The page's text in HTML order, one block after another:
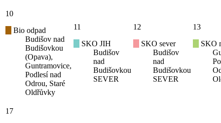
10
Bio odpad
Budišov nad
Budišovkou
(Opava),
Guntramovice,
Podlesí nad
Odrou, Staré
Oldřůvky
11
SKO JIH
Budišov
nad
Budišovkou
SEVER
12
SKO sever
Budišov
nad
Budišovkou
SEVER
13
SKO
17